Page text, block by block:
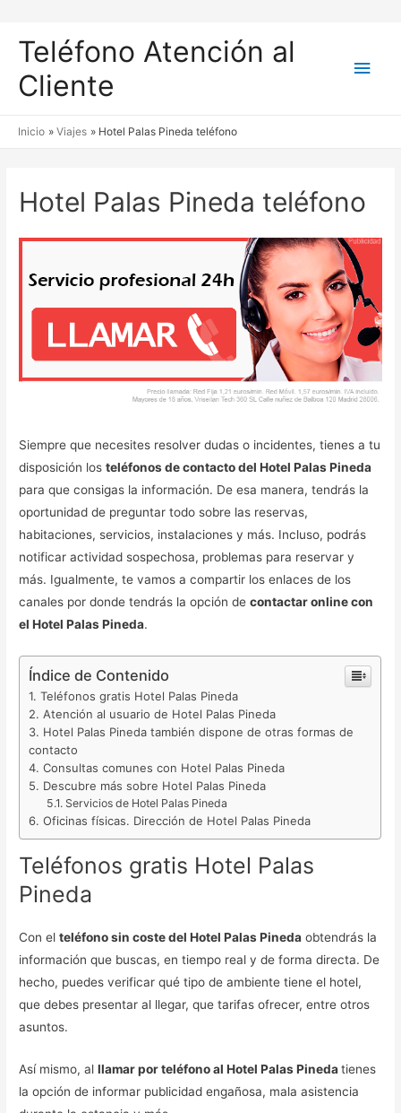
Teléfono Atención al
Cliente
Inicio Viajes Hotel Palas Pineda teléfono
Hotel Palas Pineda teléfono
Siempre que necesites resolver dudas o incidentes, tienes a tu
disposición losteléfonos de contacto del Hotel Palas Pineda
para que consigas la información. De esa manera, tendrás la
oportunidad de preguntar todo sobre las reservas,
habitaciones, servicios, instalaciones y más. Incluso, podrás
notificar actividad sospechosa, problemas para reservar y
más. Igualmente, te vamos a compartir los enlaces de los
canales por donde tendrás la opción decontactar online con
el Hotel Palas Pineda.
Índice de Contenido
Teléfonos gratis Hotel Palas Pineda
Atención al usuario de Hotel Palas Pineda
Hotel Palas Pineda también dispone de otras formas de
contacto
Consultas comunes con Hotel Palas Pineda
Descubre más sobre Hotel Palas Pineda
Servicios de Hotel Palas Pineda
Oficinas físicas. Dirección de Hotel Palas Pineda
Teléfonos gratis Hotel Palas
Pineda
Con elteléfono sin coste del Hotel Palas Pineda obtendrás la
información que buscas, en tiempo real y de forma directa. De
hecho, puedes verificar qué tipo de ambiente tiene el hotel,
que debes presentar al llegar, que tarifas ofrecer, entre otros
asuntos.
Así mismo, alllamar por teléfono al Hotel Palas Pinedatienes
la opción de informar publicidad engañosa, mala asistencia